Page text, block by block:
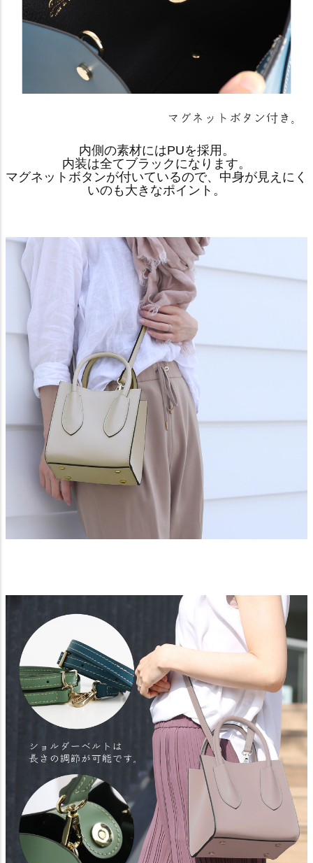
内側の素材にはPUを採用。
内装は全てブラックになります。
マグネットボタンが付いているので、中身が見えにく
いのも大きなポイント。